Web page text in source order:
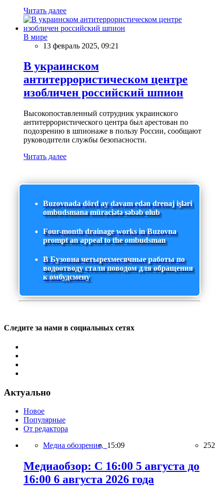
Читать далее
В мире
13 февраль 2025, 09:21
В украинском
антитеррористическом центре
изобличен российский шпион
Высокопоставленный сотрудник украинского
антитеррористического центра был арестован по
подозрению в шпионаже в пользу России, сообщают
руководители службы безопасности.
Читать далее
Buzovnada dörd ay davam edən drenaj işləri
ombudsmana müraciətə səbəb olub
Four-month drainage works in Buzovna
prompt an appeal to the ombudsman
В Бузовна четырехмесячные работы по
водоотводу стали поводом для обращения
к омбудсмену
Следите за нами в социальных сетях
Актуально
Новое
Популярные
От редактора
Медиа обозрение, 15:09 252
Медиаобзор: С 16:00 5 августа до
16:00 6 августа 2026 года